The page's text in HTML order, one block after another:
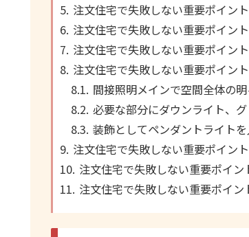
注文住宅で失敗しない重要ポイン
注文住宅で失敗しない重要ポイン
注文住宅で失敗しない重要ポイン
注文住宅で失敗しない重要ポイン
間接照明メインで空間全体の
必要な部分にダウンライト、
装飾としてペンダントライト
注文住宅で失敗しない重要ポイン
注文住宅で失敗しない重要ポイ
注文住宅で失敗しない重要ポイン